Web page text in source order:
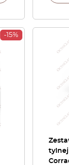
-15%
tylnej